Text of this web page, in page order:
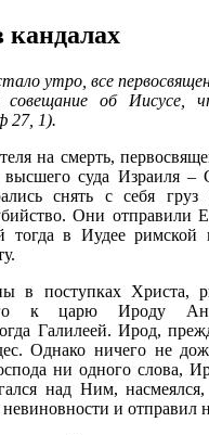
кандалах
утро, все
совещание об Иисусе,
27, 1).
на смерть,
высшего суда Израиля –
снять с себя груз
Они отправили
тогда в Иудее римской
в поступках Христа,
к царю Ироду
Галилеей. Ирод,
Однако ничего не
ни одного слова,
над Ним,
и отправил